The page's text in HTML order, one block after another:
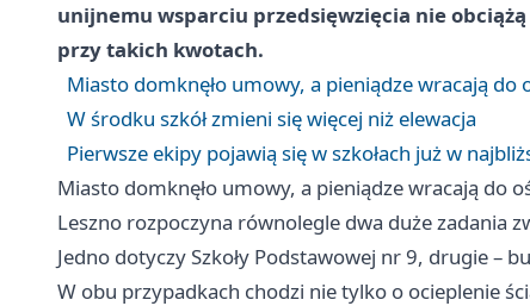
unijnemu wsparciu przedsięwzięcia nie
przy takich kwotach.
Miasto domknęło umowy, a pieniądze wracają do
W środku szkół zmieni się więcej niż elewacja
Pierwsze ekipy pojawią się w szkołach już w
Miasto domknęło umowy, a pieniądze wracają do
Leszno rozpoczyna równolegle dwa duże zadania
Jedno dotyczy Szkoły Podstawowej nr 9, drugie –
W obu przypadkach chodzi nie tylko o ocieplenie